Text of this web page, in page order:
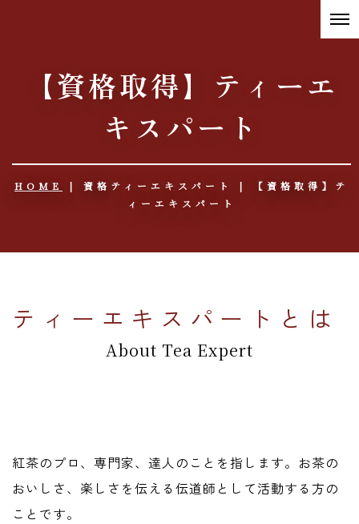
【資格取得】ティーエ
キスパート
HOME | 資格ティーエキスパート |
【資格取得】テ
ィーエキスパート
ティーエキスパートとは
About Tea Expert
紅茶のプロ、専門家、達人のことを指します。お茶の
おいしさ、楽しさを伝える伝道師として活動する方の
ことです。